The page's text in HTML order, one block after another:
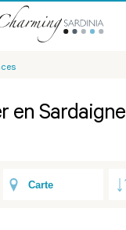
en Sardaigne
Carte